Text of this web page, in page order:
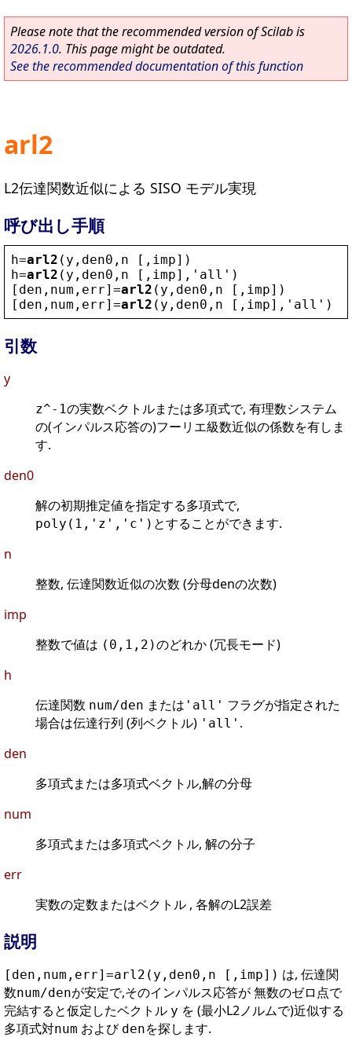
Please note that the recommended version of Scilab is
2026.1.0. This page might be outdated.
See the recommended documentation of this function
arl2
L2伝達関数近似による SISO モデル実現
呼び出し手順
h=arl2 ( y , den0 , n [, imp])
h=arl2 ( y , den0 , n [, imp], ' all ' )
[ den , num , err]=arl2 ( y , den0 , n [, imp])
[ den , num , err]=arl2 ( y , den0 , n [, imp], ' all ' )
引数
y
z^-1の実数ベクトルまたは多項式で, 有理数システム
の(インパルス応答の)フーリエ級数近似の係数を有しま
す.
den0
解の初期推定値を指定する多項式で,
poly(1,'z','c') とすることができます.
n
整数, 伝達関数近似の次数 (分母denの次数)
imp
整数で値は (0,1,2)のどれか (冗長モード)
h
伝達関数 num/den または 'all' フラグが指定された
場合は伝達行列 (列ベクトル) 'all' .
den
多項式または多項式ベクトル,解の分母
num
多項式または多項式ベクトル, 解の分子
err
実数の定数またはベクトル , 各解のL2誤差
説明
[den,num,err]=arl2(y,den0,n [,imp]) は, 伝達関
数num/denが安定で,そのインパルス応答が 無数のゼロ点で
完結すると仮定したベクトル y を (最小L2ノルムで)近似する
多項式対num および denを探します.